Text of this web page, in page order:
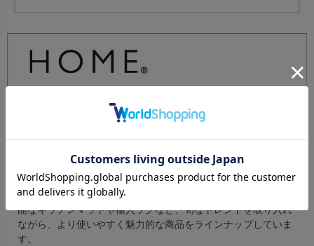
「minimal luxe（ミニマル リュクス）」、アウトドア向け
「BARKONI RUG（バルコニ ラグ）」、ペット向けシリーズの
「SUMINOE FURMILY（スミノエ ファミリー）」、お洗濯可
能なキッチンマットや輸入ラグなど、旬なトレンドを取り入れ
ながら、より使いやすく魅力的な商品をラインナップしていま
す。